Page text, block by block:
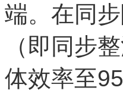
端。在同
（即同步
体效率至